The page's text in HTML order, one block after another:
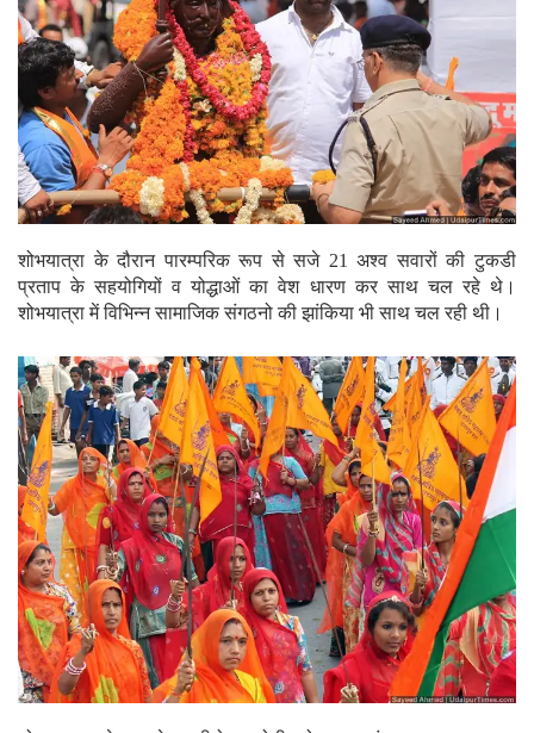
शोभयात्रा के दौरान पारम्परिक रूप से सजे 21 अश्व सवारों की टुकडी
प्रताप के सहयोगियों व योद्धाओं का वेश धारण कर साथ चल रहे थे।
शोभयात्रा में विभिन्न सामाजिक संगठनो की झांकिया भी साथ चल रही थी।